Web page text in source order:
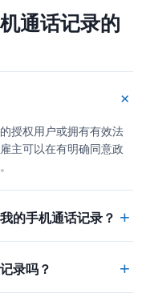
通话记录的
+
授权用户或拥有有效法
主可以在有明确同意政
的手机通话记录？ +
录吗？ +